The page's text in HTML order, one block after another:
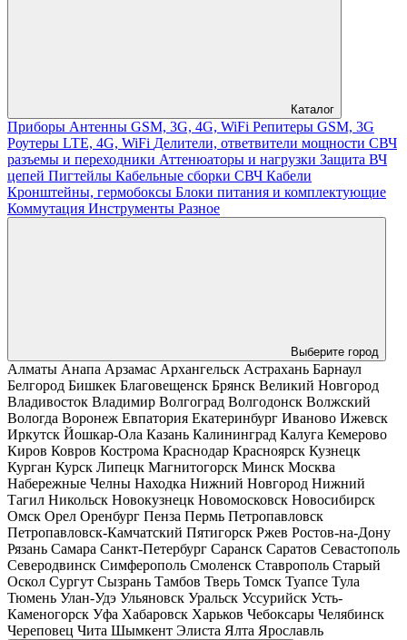
Каталог
Приборы Антенны GSM, 3G, 4G, WiFi Репитеры GSM, 3G
Роутеры LTE, 4G, WiFi Делители, ответвители мощности СВЧ
разъемы и переходники Аттенюаторы и нагрузки Защита ВЧ
цепей Пигтейлы Кабельные сборки СВЧ Кабели
Кронштейны, гермобоксы Блоки питания и комплектующие
Коммутация Инструменты Разное
Выберите город
Алматы Анапа Арзамас Архангельск Астрахань Барнаул
Белгород Бишкек Благовещенск Брянск Великий Новгород
Владивосток Владимир Волгоград Волгодонск Волжский
Вологда Воронеж Евпатория Екатеринбург Иваново Ижевск
Иркутск Йошкар-Ола Казань Калининград Калуга Кемерово
Киров Ковров Кострома Краснодар Красноярск Кузнецк
Курган Курск Липецк Магнитогорск Минск Москва
Набережные Челны Находка Нижний Новгород Нижний
Тагил Никольск Новокузнецк Новомосковск Новосибирск
Омск Орел Оренбург Пенза Пермь Петропавловск
Петропавловск-Камчатский Пятигорск Ржев Ростов-на-Дону
Рязань Самара Санкт-Петербург Саранск Саратов Севастополь
Северодвинск Симферополь Смоленск Ставрополь Старый
Оскол Сургут Сызрань Тамбов Тверь Томск Туапсе Тула
Тюмень Улан-Удэ Ульяновск Уральск Уссурийск Усть-
Каменогорск Уфа Хабаровск Харьков Чебоксары Челябинск
Череповец Чита Шымкент Элиста Ялта Ярославль